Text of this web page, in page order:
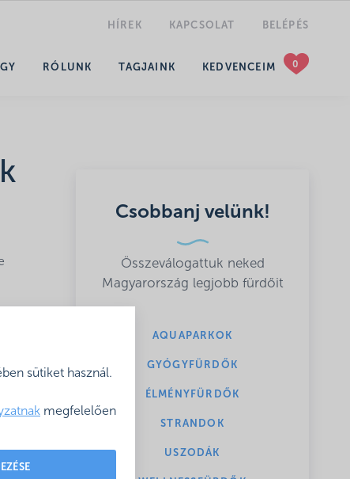
sütiket használ.
megfelelően
HÍREK KAPCSOLAT BELÉPÉS
RÓLUNK TAGJAINK KEDVENCEIM
Csobbanj velünk!
Összeválogattuk neked
Magyarország legjobb fürdőit
AQUAPARKOK
GYÓGYFÜRDŐK
ÉLMÉNYFÜRDŐK
STRANDOK
USZODÁK